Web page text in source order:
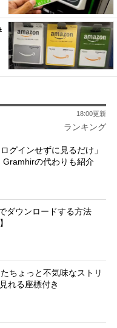
ランキング
18:00更新
グインせずに見るだけ」
Gramhirの代わりも紹介
ダウンロードする方法
ちょっと不気味なストリ
れる座標付き